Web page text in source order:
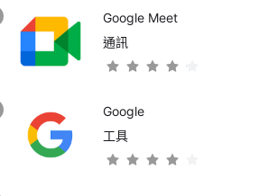
Google Meet
通訊
Google
工具